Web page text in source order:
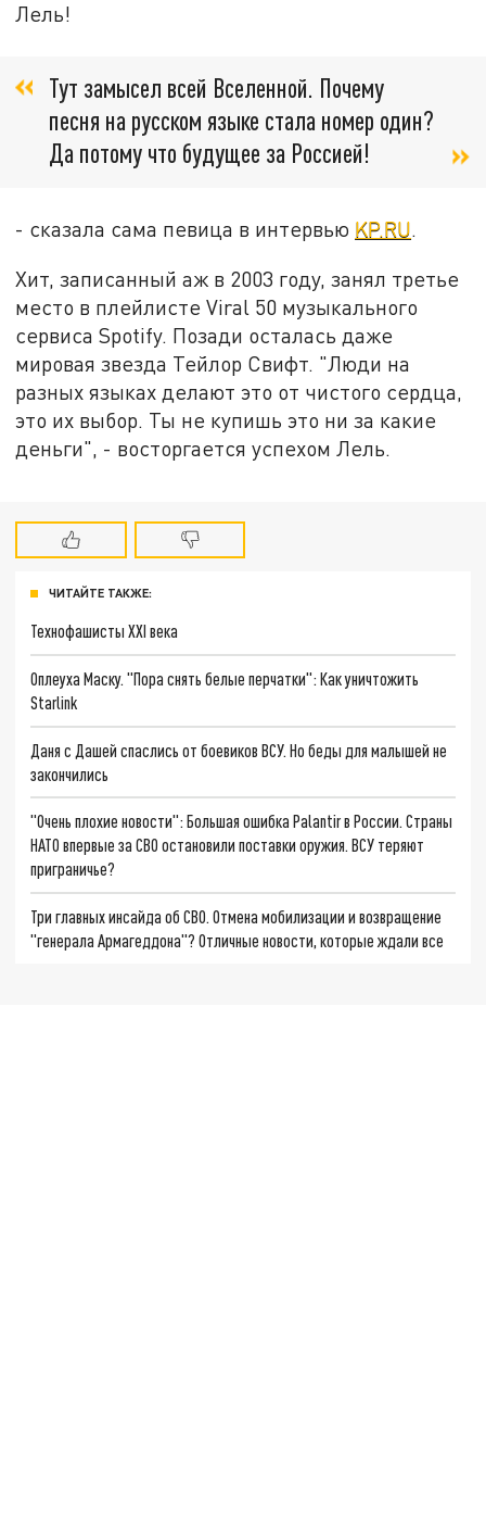
Лель!
Тут замысел всей Вселенной. Почему
песня на русском языке стала номер один?
Да потому что будущее за Россией!
- сказала сама певица в интервью KP.RU.
Хит, записанный аж в 2003 году, занял третье
место в плейлисте Viral 50 музыкального
сервиса Spotify. Позади осталась даже
мировая звезда Тейлор Свифт. "Люди на
разных языках делают это от чистого сердца,
это их выбор. Ты не купишь это ни за какие
деньги", - восторгается успехом Лель.
ЧИТАЙТЕ ТАКЖЕ:
Технофашисты XXI века
Оплеуха Маску. "Пора снять белые перчатки": Как уничтожить
Starlink
Даня с Дашей спаслись от боевиков ВСУ. Но беды для малышей не
закончились
"Очень плохие новости": Большая ошибка Palantir в России. Страны
НАТО впервые за СВО остановили поставки оружия. ВСУ теряют
приграничье?
Три главных инсайда об СВО. Отмена мобилизации и возвращение
"генерала Армагеддона"? Отличные новости, которые ждали все